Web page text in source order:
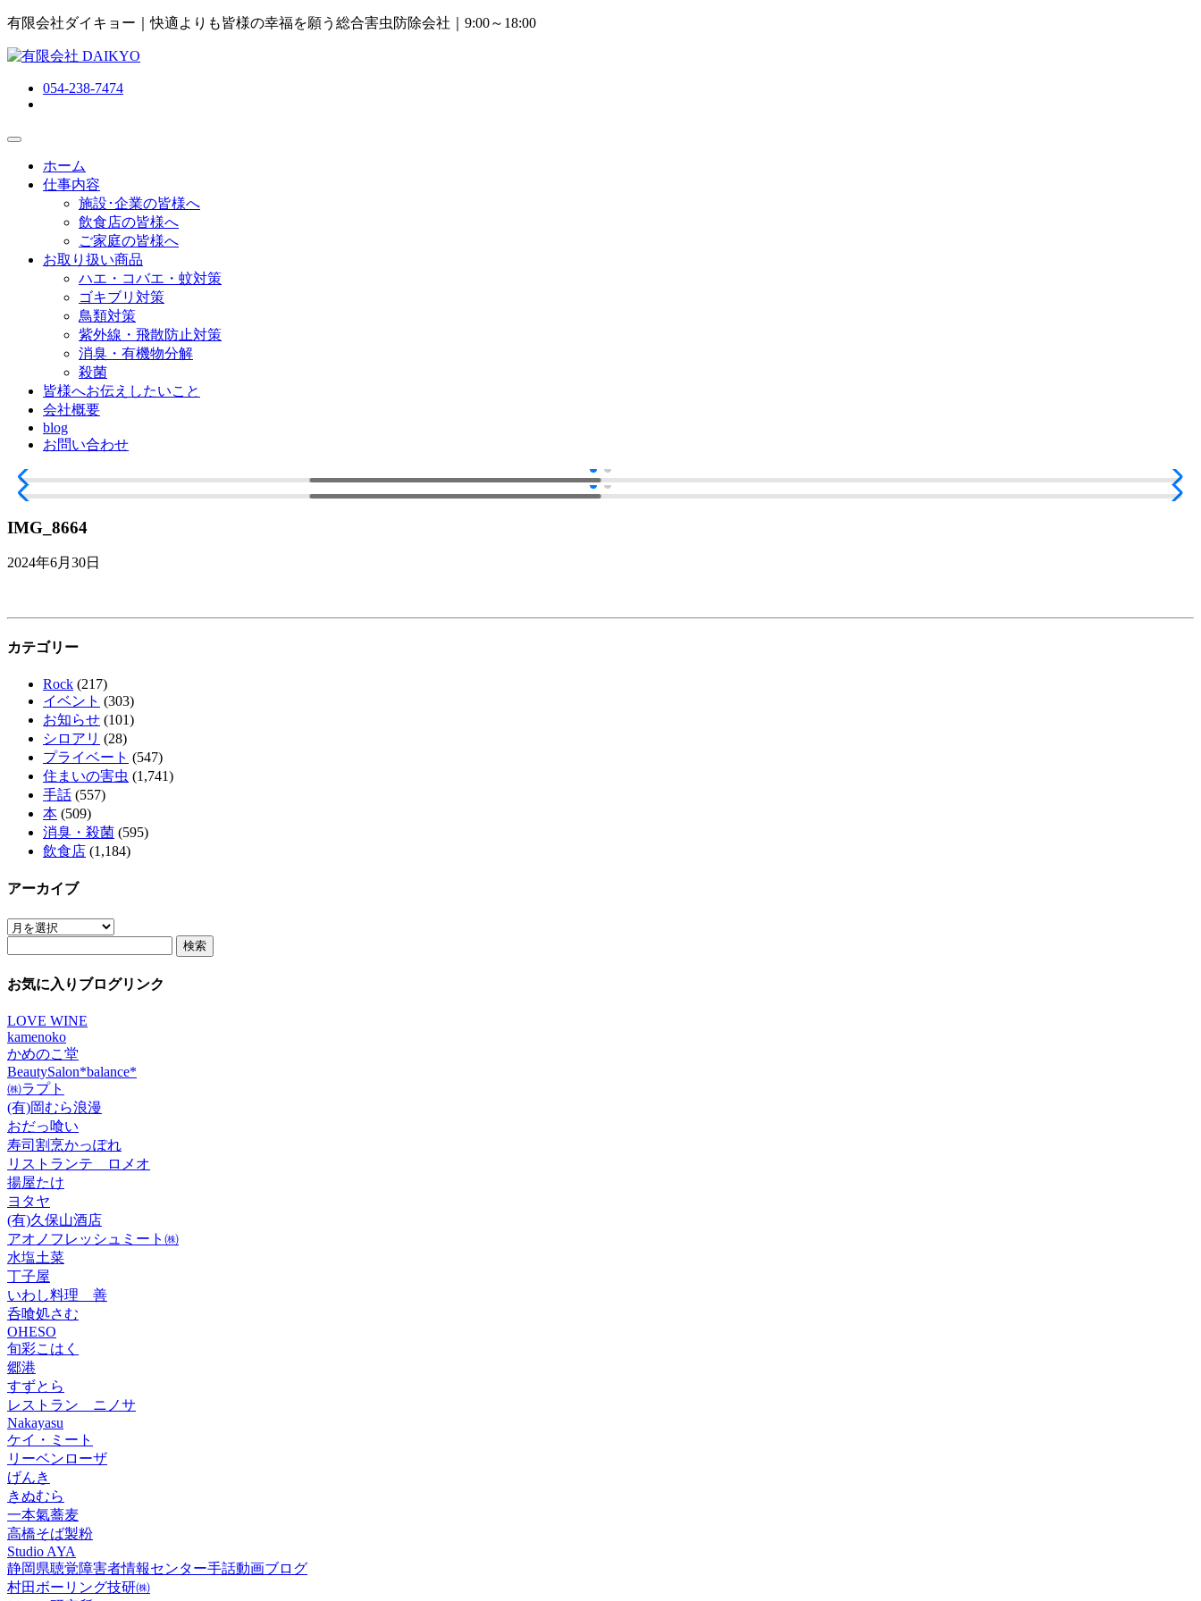
有限会社ダイキョー｜快適よりも皆様の幸福を願う総合害虫防除会社 ｜9:00～18:00
054-238-7474
ホーム
仕事内容
施設･企業の皆様へ
飲食店の皆様へ
ご家庭の皆様へ
お取り扱い商品
ハエ・コバエ・蚊対策
ゴキブリ対策
鳥類対策
紫外線・飛散防止対策
消臭・有機物分解
殺菌
皆様へお伝えしたいこと
会社概要
blog
お問い合わせ
IMG_8664
2024年6月30日
カテゴリー
Rock (217)
イベント (303)
お知らせ (101)
シロアリ (28)
プライベート (547)
住まいの害虫 (1,741)
手話 (557)
本 (509)
消臭・殺菌 (595)
飲食店 (1,184)
アーカイブ
ア
イ
お気に入りブログリンク
LOVE WINE
kamenoko
かめのこ堂
BeautySalon*balance*
㈱ラプト
(有)岡むら浪漫
おだっ喰い
寿司割烹かっぽれ
リストランテ ロメオ
揚屋たけ
ヨタヤ
(有)久保山酒店
アオノフレッシュミート㈱
水塩土菜
丁子屋
いわし料理 善
呑喰処さむ
OHESO
旬彩こはく
郷港
すずとら
レストラン ニノサ
Nakayasu
ケイ・ミート
リーベンローザ
げんき
きぬむら
一本氣蕎麦
高橋そば製粉
Studio AYA
静岡県聴覚障害者情報センター手話動画ブログ
村田ボーリング技研㈱